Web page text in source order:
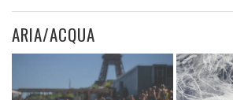
ARIA/ACQUA